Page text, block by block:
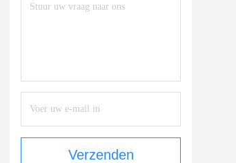
Verzenden